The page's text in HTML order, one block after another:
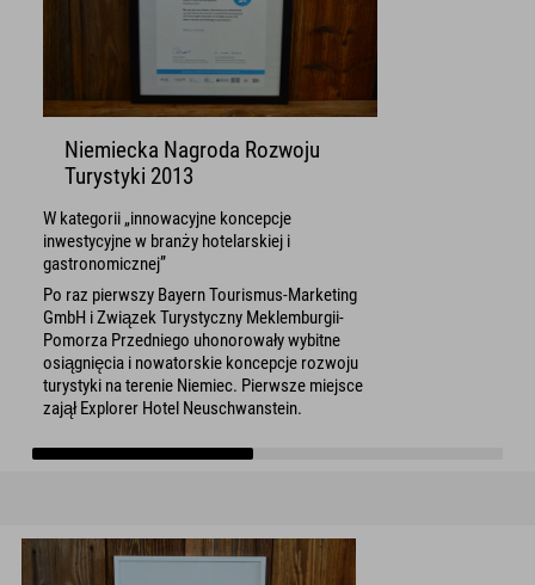
Niemiecka Nagroda Rozwoju
Turystyki 2013
W kategorii „innowacyjne koncepcje
inwestycyjne w branży hotelarskiej i
gastronomicznej”
Po raz pierwszy Bayern Tourismus-Marketing
GmbH i Związek Turystyczny Meklemburgii-
Pomorza Przedniego uhonorowały wybitne
osiągnięcia i nowatorskie koncepcje rozwoju
turystyki na terenie Niemiec. Pierwsze miejsce
zajął Explorer Hotel Neuschwanstein.